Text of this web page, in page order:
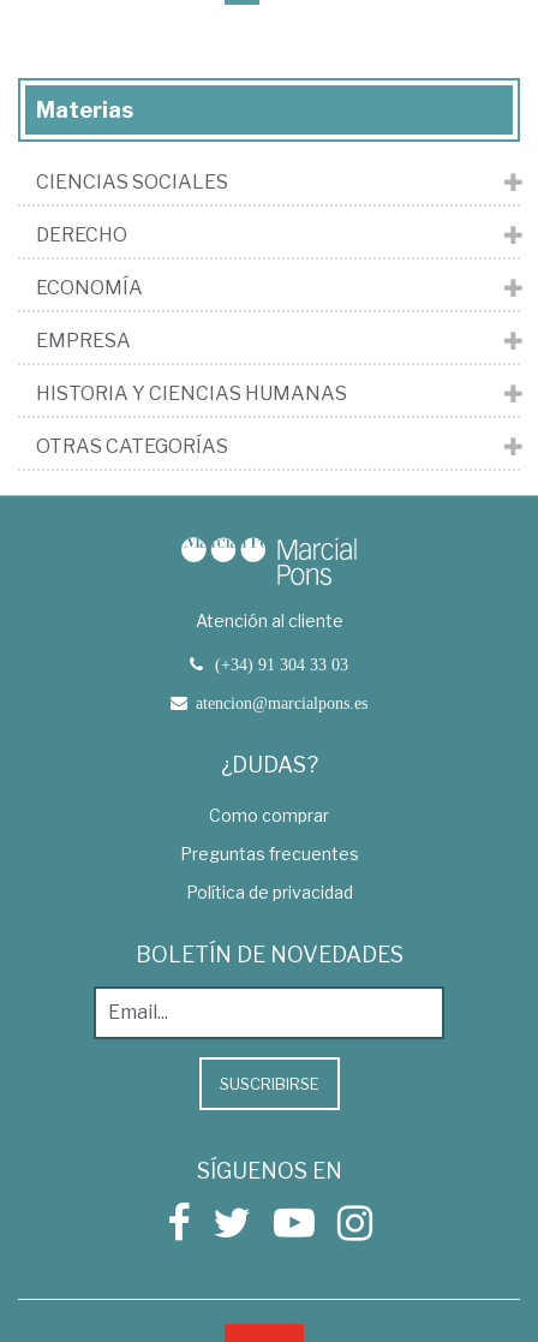
Materias
CIENCIAS SOCIALES
DERECHO
ECONOMÍA
EMPRESA
HISTORIA Y CIENCIAS HUMANAS
OTRAS CATEGORÍAS
Atención al cliente
(+34) 91 304 33 03
atencion@marcialpons.es
¿DUDAS?
Como comprar
Preguntas frecuentes
Política de privacidad
BOLETÍN DE NOVEDADES
SUSCRIBIRSE
SÍGUENOS EN